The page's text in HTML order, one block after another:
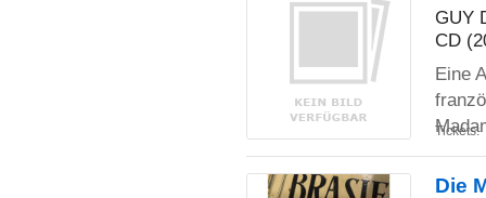
GUY
CD
Eine
Tickets:
Die